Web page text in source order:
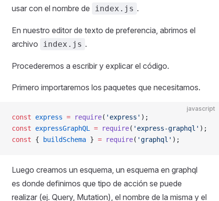
usar con el nombre de
index.js .
En nuestro editor de texto de preferencia, abrimos el
archivo
index.js .
Procederemos a escribir y explicar el código.
Primero importaremos los paquetes que necesitamos.
javascript
const express = require( 'express' );
const expressGraphQL = require( 'express-graphql' );
const { buildSchema } = require( 'graphql' );
Luego creamos un esquema, un esquema en graphql
es donde definimos que tipo de acción se puede
realizar (ej. Query, Mutation), el nombre de la misma y el